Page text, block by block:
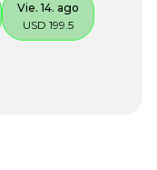
Vie. 14. ago
USD 199.5